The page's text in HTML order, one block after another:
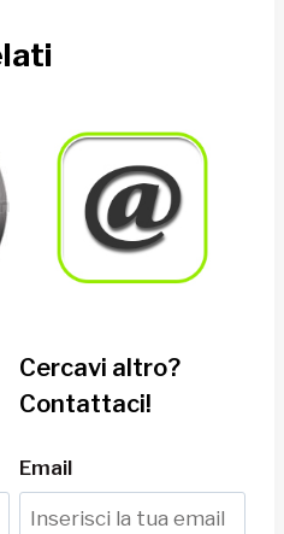
Cercavi altro?
Contattaci!
Email